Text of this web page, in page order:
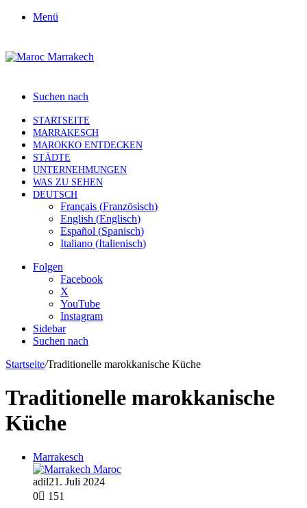
Menü
Suchen nach
STARTSEITE
MARRAKESCH
MAROKKO ENTDECKEN
STÄDTE
UNTERNEHMUNGEN
WAS ZU SEHEN
DEUTSCH
Français (Französisch)
English (Englisch)
Español (Spanisch)
Italiano (Italienisch)
Folgen
Facebook
X
YouTube
Instagram
Sidebar
Suchen nach
Startseite/Traditionelle marokkanische Küche
Traditionelle marokkanische
Küche
Marrakesch
adil21. Juli 2024
0
151